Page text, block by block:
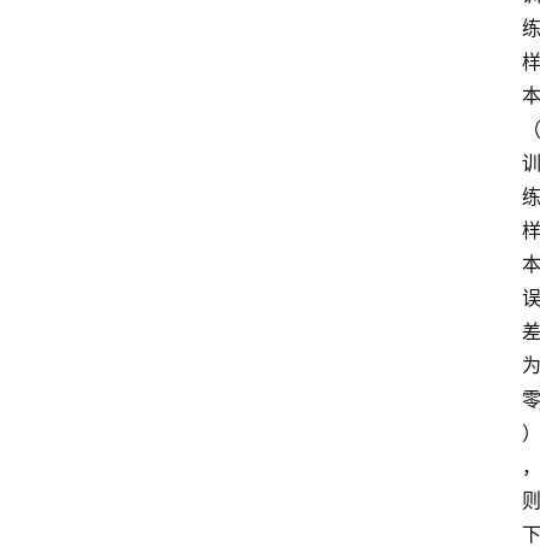
练
样
本
（
训
练
样
本
误
差
为
零
）
，
则
下